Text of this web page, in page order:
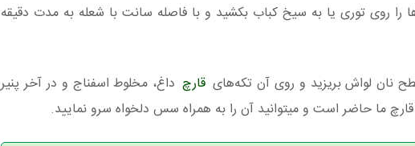
روی توری یا به سیخ کباب بکشید و با فاصله سانت با شعله به مدت دقیقه
نان لواش بریزید و روی آن تکه‌های قارچ داغ، مخلوط اسفناج و در آخر پنیر
ما حاضر است و میتوانید آن را به همراه سس دلخواه سرو نمایید.